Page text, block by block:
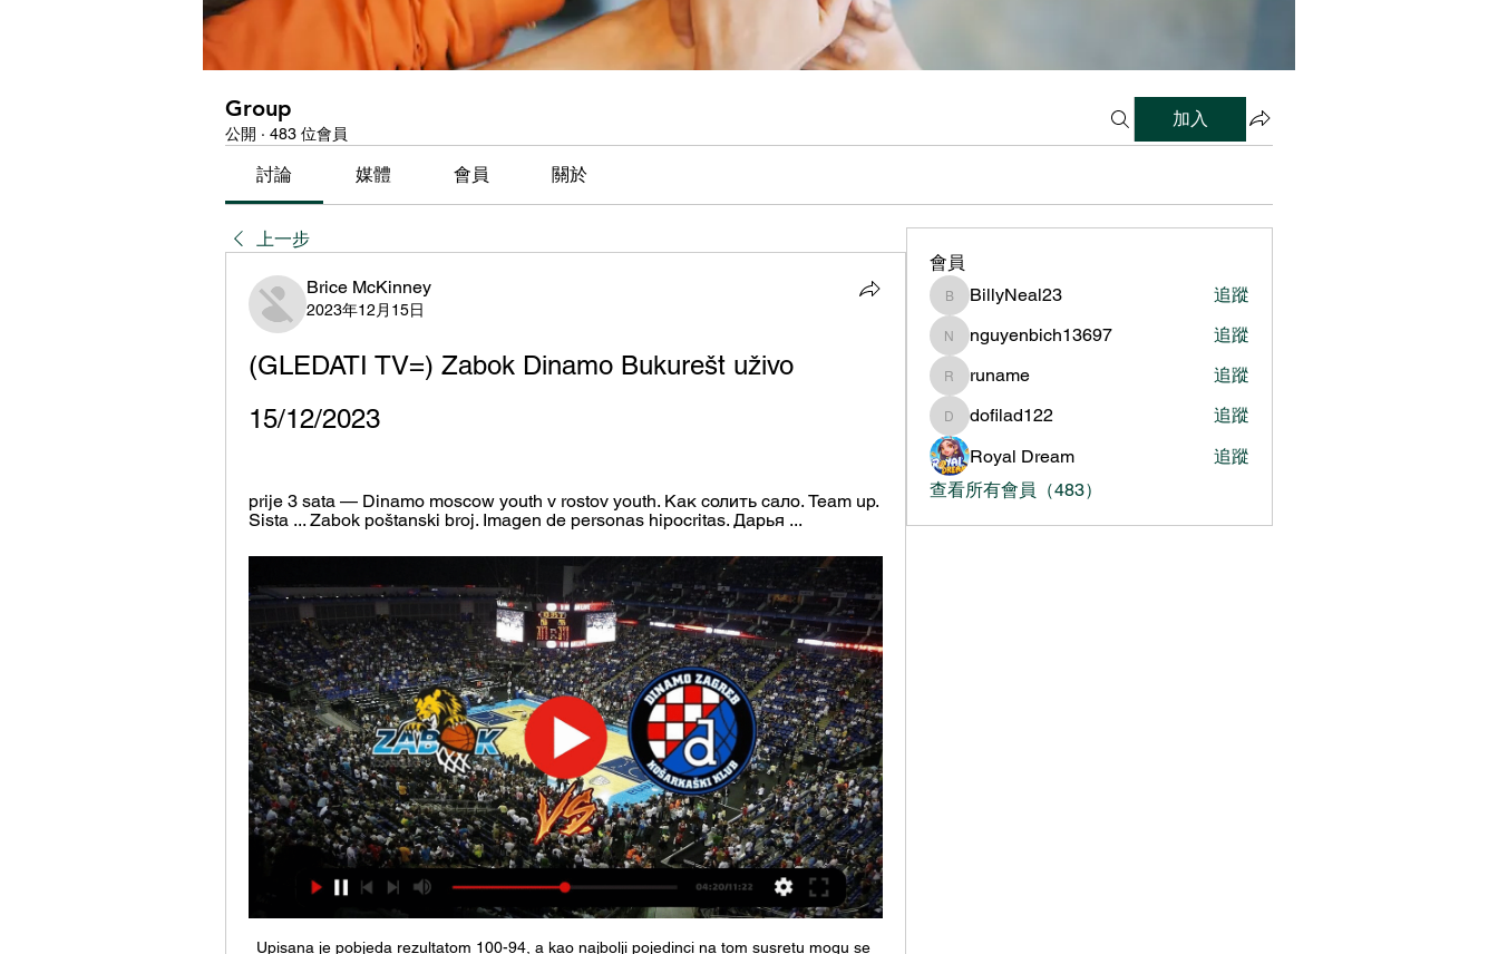
Group
公開 · 483 位會員
加入
討論 媒體 會員 關於
上一步
Brice McKinney
2023年12月15日
(GLEDATI TV=) Zabok Dinamo Bukurešt uživo
15/12/2023
prije 3 sata — Dinamo moscow youth v rostov youth. Как солить сало. Team up.
Sista ... Zabok poštanski broj. Imagen de personas hipocritas. Дарья ...
Upisana je pobjeda rezultatom 100-94, a kao najbolji pojedinci na tom susretu mogu se
會員
BillyNeal23
BillyNeal23 追蹤
nguyenbich13697
nguyenbich13697 追蹤
runame
runame 追蹤
dofilad122
dofilad122
追蹤
Royal Dream
追蹤
查看所有會員（483）